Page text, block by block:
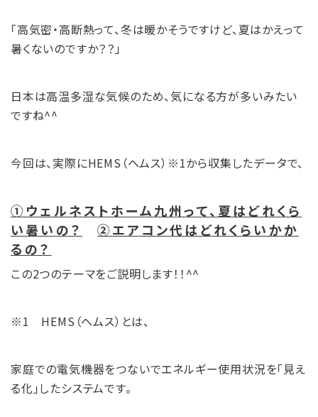
「高気密・高断熱って、冬は暖かそうですけど、夏はかえって
暑くないのですか？？」
日本は高温多湿な気候のため、気になる方が多いみたい
ですね^^
今回は、実際にHEMS（ヘムス）※1から収集したデータで、
①ウェルネストホーム九州って、夏はどれくら
い暑いの？
②エアコン代はどれくらいかか
るの？
この2つのテーマをご説明します！！^^
※1 HEMS（ヘムス）とは、
家庭での電気機器をつないでエネルギー使用状況を「見え
る化」したシステムです。